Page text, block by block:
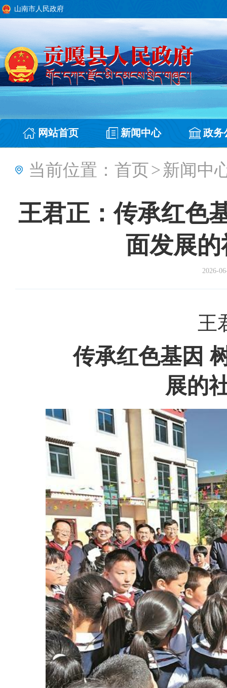
山南市人民政府
网站首页 新闻中心 政务
当前位置： 首页>新闻中
王君正：传承红色
面发展
2026-
王
传承红色基因
展的